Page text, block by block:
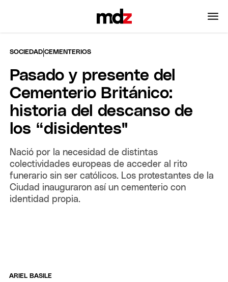
SOCIEDAD |CEMENTERIOS
Pasado y presente del
Cementerio Británico:
historia del descanso de
los “disidentes"
Nació por la necesidad de distintas
colectividades europeas de acceder al rito
funerario sin ser católicos. Los protestantes de la
Ciudad inauguraron así un cementerio con
identidad propia.
ARIEL BASILE